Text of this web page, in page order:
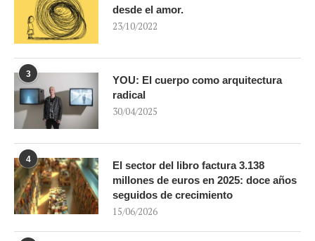
desde el amor.
23/10/2022
3
YOU: El cuerpo como arquitectura
radical
30/04/2025
4
El sector del libro factura 3.138
millones de euros en 2025: doce años
seguidos de crecimiento
15/06/2026